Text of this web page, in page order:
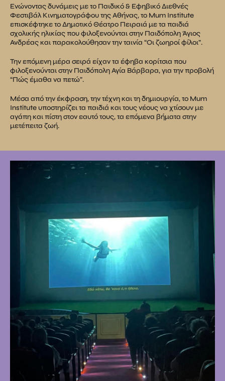
Ενώνοντας δυνάμεις με το Παιδικό & Εφηβικό Διεθνές
Φεστιβάλ Κινηματογράφου της Αθήνας, το Mum Institute
επισκέφτηκε το Δημοτικό Θέατρο Πειραιά με τα παιδιά
σχολικής ηλικίας που φιλοξενούνται στην Παιδόπολη Άγιος
Ανδρέας και παρακολούθησαν την ταινία “Οι ζωηροί φίλοι”.
Την επόμενη μέρα σειρά είχαν τα έφηβα κορίτσια που
φιλοξενούνται στην Παιδόπολη Αγία Βάρβαρα, για την προβολή
“Πώς έμαθα να πετώ”.
Μέσα από την έκφραση, την τέχνη και τη δημιουργία, το Mum
Institute υποστηρίζει τα παιδιά και τους νέους να χτίσουν με
αγάπη και πίστη στον εαυτό τους, τα επόμενα βήματα στην
μετέπειτα ζωή.